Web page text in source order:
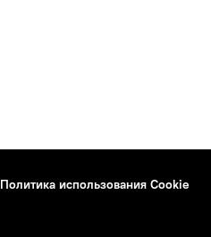
Политика использования Cookie